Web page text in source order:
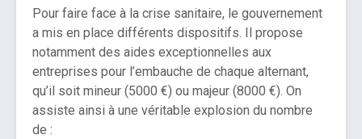
Pour faire face à la crise sanitaire, le gouvernement
a mis en place différents dispositifs. Il propose
notamment des aides exceptionnelles aux
entreprises pour l’embauche de chaque alternant,
qu’il soit mineur (5000 €) ou majeur (8000 €). On
assiste ainsi à une véritable explosion du nombre
de :